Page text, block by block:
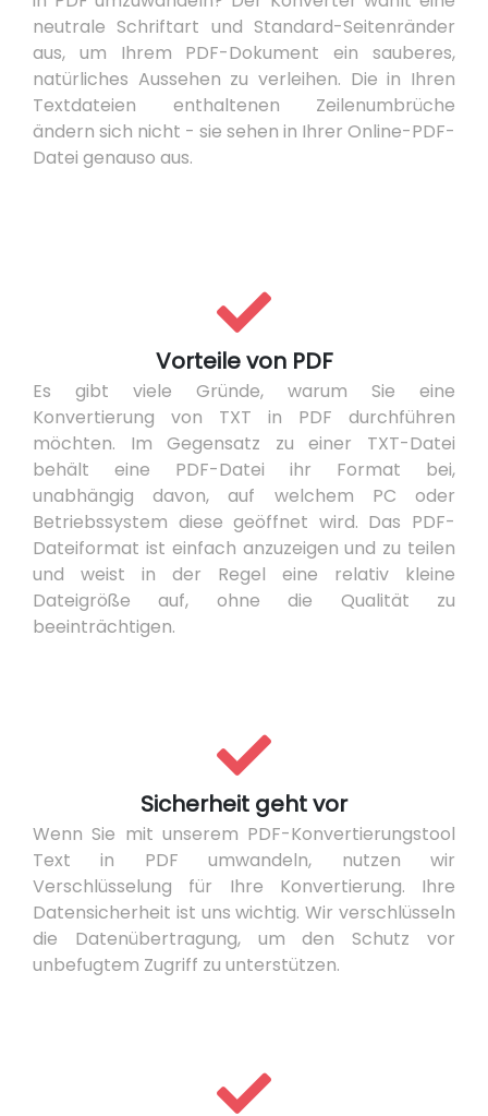
neutrale Schriftart und Standard-Seitenränder
aus, um Ihrem PDF-Dokument ein sauberes,
natürliches Aussehen zu verleihen. Die in Ihren
Textdateien enthaltenen Zeilenumbrüche
ändern sich nicht - sie sehen in Ihrer Online-PDF-
Datei genauso aus.
Vorteile von PDF
Es gibt viele Gründe, warum Sie eine
Konvertierung von TXT in PDF durchführen
möchten. Im Gegensatz zu einer TXT-Datei
behält eine PDF-Datei ihr Format bei,
unabhängig davon, auf welchem PC oder
Betriebssystem diese geöffnet wird. Das PDF-
Dateiformat ist einfach anzuzeigen und zu teilen
und weist in der Regel eine relativ kleine
Dateigröße auf, ohne die Qualität zu
beeinträchtigen.
Sicherheit geht vor
Wenn Sie mit unserem PDF-Konvertierungstool
Text in PDF umwandeln, nutzen wir
Verschlüsselung für Ihre Konvertierung. Ihre
Datensicherheit ist uns wichtig. Wir verschlüsseln
die Datenübertragung, um den Schutz vor
unbefugtem Zugriff zu unterstützen.